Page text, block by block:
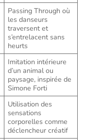
Passing Through où
les danseurs
traversent et
s’entrelacent sans
heurts
Imitation intérieure
d’un animal ou
paysage, inspirée de
Simone Forti
Utilisation des
sensations
corporelles comme
déclencheur créatif